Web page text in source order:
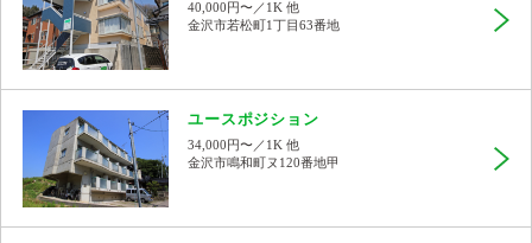
40,000円〜／1K 他
金沢市若松町1丁目63番地
ユースポジション
34,000円〜／1K 他
金沢市鳴和町ヌ120番地甲